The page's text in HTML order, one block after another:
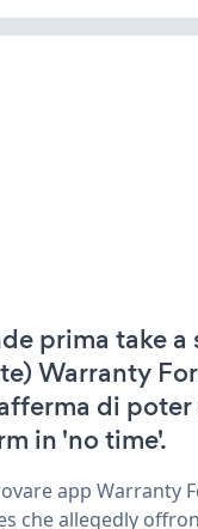
prima take
Warranty
di poter
in 'no time'.
app Warranty
che allegedly